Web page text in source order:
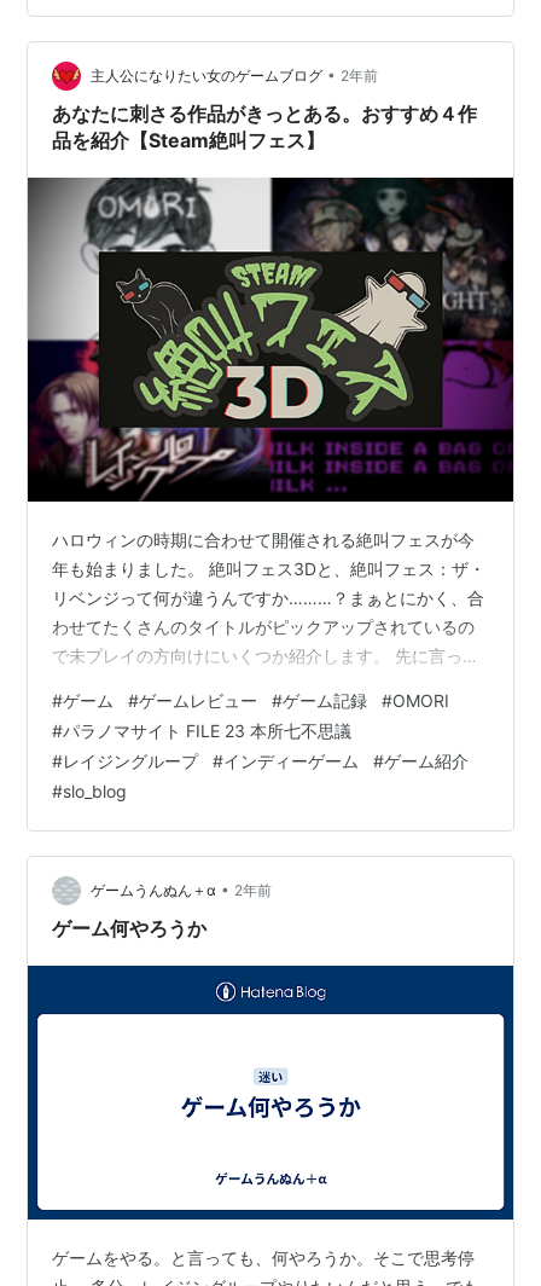
して、何度も繰り返される人狼ゲームの中で、謎を解き
明かします。完全に人狼ゲームをプレイすることにな
り、場合によっては自分が人狼側になります(どうやって
アニメ化するんだッ！？)。 あ…
主人公になりたい女のゲームブログ • 2年前
あなたに刺さる作品がきっとある。おすすめ４作
品を紹介【Steam絶叫フェス】
ハロウィンの時期に合わせて開催される絶叫フェスが今
年も始まりました。 絶叫フェス3Dと、絶叫フェス：ザ・
リベンジって何が違うんですか………？まぁとにかく、合
わせてたくさんのタイトルがピックアップされているの
で未プレイの方向けにいくつか紹介します。 先に言って
した。絶叫やスリルといった単語からは遠いかもしれな
いですが、ちゃんと"ホラー"なので、許してください。
ホラーというより鬱。心に重く刺さる忘れられない体験
をしたい方向け【OMORI】 手軽に大満足なゲーム体験
を。買って損しない、絶対に。【パラノマサイト】 人狼
ゲームらしい重苦しさを味わえる…
#ゲーム #ゲームレビュー #ゲーム記録 #OMORI
#パラノマサイト FILE 23 本所七不思議
#レイジングループ #インディーゲーム #ゲーム紹介
#slo_blog
ゲームうんぬん＋α • 2年前
ゲーム何やろうか
ゲームをやる。と言っても、何やろうか。そこで思考停